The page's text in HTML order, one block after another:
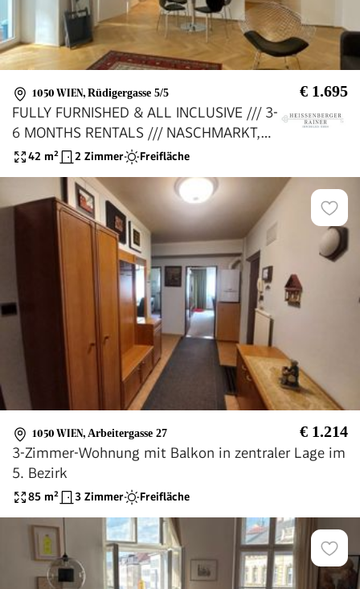
1050 WIEN, Rüdigergasse 5/5 € 1.695
FULLY FURNISHED & ALL INCLUSIVE /// 3-
6 MONTHS RENTALS /// NASCHMARKT,
MOTTO, KETTENBRÜCKENGASSE
42 m² 2 Zimmer Freifläche
1050 WIEN, Arbeitergasse 27 € 1.214
3-Zimmer-Wohnung mit Balkon in zentraler Lage im
5. Bezirk
85 m² 3 Zimmer Freifläche